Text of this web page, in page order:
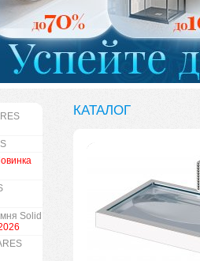
Solid
КАТАЛОГ